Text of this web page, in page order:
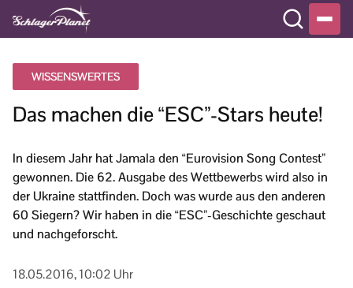
WISSENSWERTES
Das machen die “ESC”-Stars heute!
In diesem Jahr hat Jamala den “Eurovision Song Contest”
gewonnen. Die 62. Ausgabe des Wettbewerbs wird also in
der Ukraine stattfinden. Doch was wurde aus den anderen
60 Siegern? Wir haben in die “ESC”-Geschichte geschaut
und nachgeforscht.
18.05.2016, 10:02 Uhr